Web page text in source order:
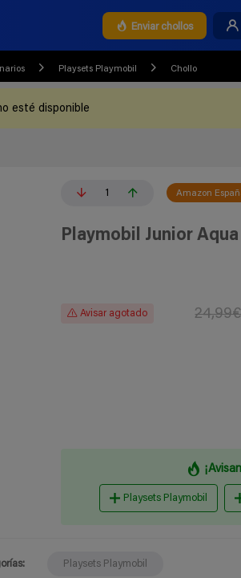
Enviar chollos
Playsets Playmobil Chollo
esté disponible
1 Amazon
Playmobil Junior
Avisar agotado 24,99€
Playsets Playmobil
Playsets Playmobil